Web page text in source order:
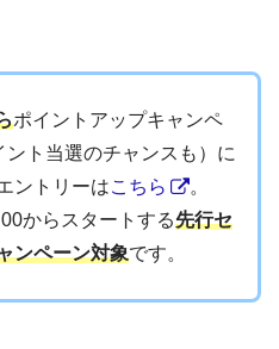
ポイントアップキャンペ
ト当選のチャンスも）に
ントリーはこちら
。
からスタートする先行セ
ンペーン対象です。